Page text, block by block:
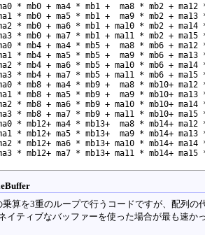
* mb0 + ma4 * mb1 +  ma8 * mb2 + ma12
* mb0 + ma5 * mb1 +  ma9 * mb2 + ma13
* mb0 + ma6 * mb1 + ma10 * mb2 + ma14
* mb0 + ma7 * mb1 + ma11 * mb2 + ma15
* mb4 + ma4 * mb5 +  ma8 * mb6 + ma12
* mb4 + ma5 * mb5 +  ma9 * mb6 + ma13
* mb4 + ma6 * mb5 + ma10 * mb6 + ma14
* mb4 + ma7 * mb5 + ma11 * mb6 + ma15
* mb8 + ma4 * mb9 +  ma8 * mb10+ ma12
* mb8 + ma5 * mb9 +  ma9 * mb10+ ma13
* mb8 + ma6 * mb9 + ma10 * mb10+ ma14
* mb8 + ma7 * mb9 + ma11 * mb10+ ma15
* mb12+ ma4 * mb13+  ma8 * mb14+ ma12
* mb12+ ma5 * mb13+  ma9 * mb14+ ma13
* mb12+ ma6 * mb13+ ma10 * mb14+ ma14
* mb12+ ma7 * mb13+ ma11 * mb14+ ma15
算を3重のループで行うコードですが、配列の
イティブなバッファーを使った場合が最も速か